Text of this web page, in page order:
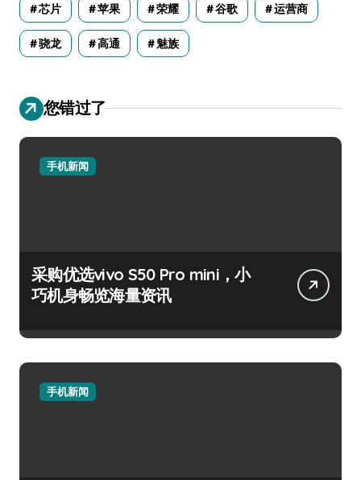
芯片 苹果 荣耀 谷歌 运营商
骁龙 高通 魅族
您错过了
手机新闻
采购优选vivo S50 Pro mini，小
巧机身畅览海量资讯
手机新闻